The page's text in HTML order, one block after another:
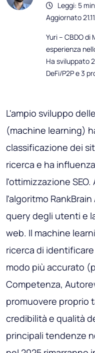
Leggi: 5 min
Aggiornato
Yuri – CBDO
esperienza
Ha sviluppato
DeFi/P2P e 3
L'ampio sviluppo
(machine learning)
classificazione dei
ricerca e ha
l'ottimizzazione
l'algoritmo
query degli utenti e
web. Il machine
ricerca di
modo più accurato
Competenza,
promuovere proprio
credibilità e qualità
principali tendenze